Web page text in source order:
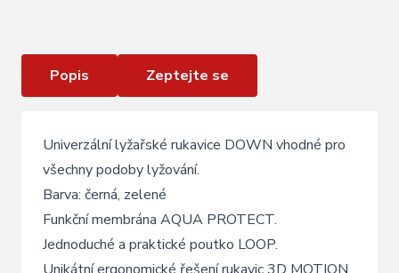
Popis Zeptejte se
Univerzální lyžařské rukavice DOWN vhodné pro
všechny podoby lyžování.
Barva: černá, zelené
Funkční membrána AQUA PROTECT.
Jednoduché a praktické poutko LOOP.